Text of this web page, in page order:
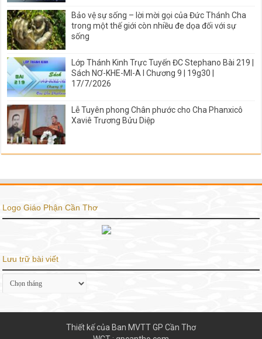
Bảo vệ sự sống – lời mời gọi của Đức Thánh Cha
trong một thế giới còn nhiều đe dọa đối với sự
sống
Lớp Thánh Kinh Trực Tuyến ĐC Stephano Bài 219 |
Sách NƠ-KHE-MI-A I Chương 9 | 19g30 |
17/7/2026
Lễ Tuyên phong Chân phước cho Cha Phanxicô
Xaviê Trương Bửu Diệp
Logo Giáo Phận Cần Thơ
Lưu trữ bài viết
Lưu
trữ
Thiết kế của Ban MVTT GP Cần Thơ